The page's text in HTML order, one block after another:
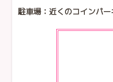
駐車場：近くのコインパ